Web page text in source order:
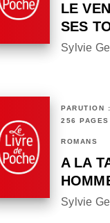
LE
SES
Sylvie
PARUTION
256 PAGES
ROMANS
A LA
Sylvie